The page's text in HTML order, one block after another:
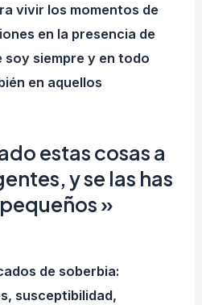
vivir los momentos de
en la presencia de
soy siempre y en todo
en aquellos
estas cosas a
y se las has
»
de soberbia:
susceptibilidad,